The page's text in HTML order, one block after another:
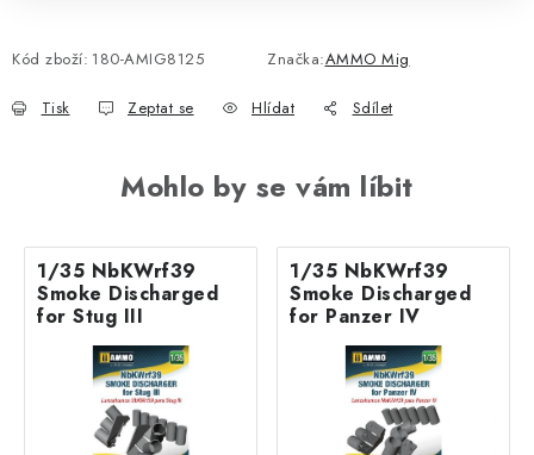
Kód zboží: 180-AMIG8125 Značka:AMMO Mig
Tisk Zeptat se Hlídat Sdílet
Mohlo by se vám líbit
1/35 NbKWrf39
Smoke Discharged
for Stug III
1/35 NbKWrf39
Smoke Discharged
for Panzer IV